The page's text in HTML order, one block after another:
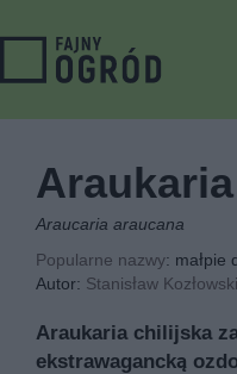
Araucaria araucana
Popularne nazwy: małpie
Autor: Stanisław Kozłowski
Araukaria chilijska
ekstrawagancką